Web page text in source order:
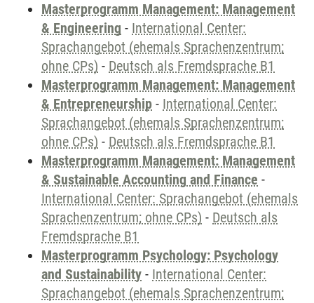
Masterprogramm Management: Management
& Engineering - International Center:
Sprachangebot (ehemals Sprachenzentrum;
ohne CPs) - Deutsch als Fremdsprache B1
Masterprogramm Management: Management
& Entrepreneurship - International Center:
Sprachangebot (ehemals Sprachenzentrum;
ohne CPs) - Deutsch als Fremdsprache B1
Masterprogramm Management: Management
& Sustainable Accounting and Finance -
International Center: Sprachangebot (ehemals
Sprachenzentrum; ohne CPs) - Deutsch als
Fremdsprache B1
Masterprogramm Psychology: Psychology
and Sustainability - International Center:
Sprachangebot (ehemals Sprachenzentrum;